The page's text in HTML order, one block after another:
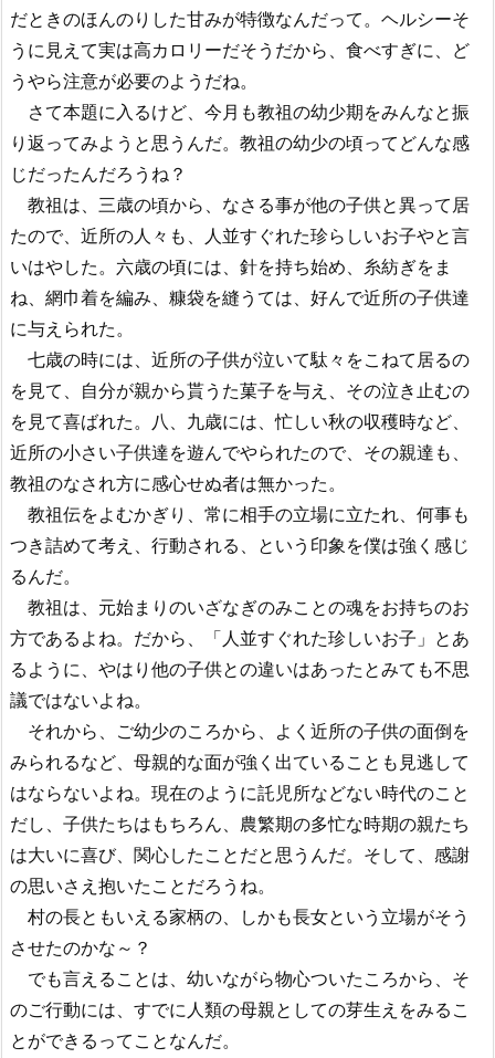
だときのほんのりした甘みが特徴なんだって。ヘルシーそ
うに見えて実は高カロリーだそうだから、食べすぎに、ど
うやら注意が必要のようだね。
さて本題に入るけど、今月も教祖の幼少期をみんなと振
り返ってみようと思うんだ。教祖の幼少の頃ってどんな感
じだったんだろうね？
教祖は、三歳の頃から、なさる事が他の子供と異って居
たので、近所の人々も、人並すぐれた珍らしいお子やと言
いはやした。六歳の頃には、針を持ち始め、糸紡ぎをま
ね、網巾着を編み、糠袋を縫うては、好んで近所の子供達
に与えられた。
七歳の時には、近所の子供が泣いて駄々をこねて居るの
を見て、自分が親から貰うた菓子を与え、その泣き止むの
を見て喜ばれた。八、九歳には、忙しい秋の収穫時など、
近所の小さい子供達を遊んでやられたので、その親達も、
教祖のなされ方に感心せぬ者は無かった。
教祖伝をよむかぎり、常に相手の立場に立たれ、何事も
つき詰めて考え、行動される、という印象を僕は強く感じ
るんだ。
教祖は、元始まりのいざなぎのみことの魂をお持ちのお
方であるよね。だから、「人並すぐれた珍しいお子」とあ
るように、やはり他の子供との違いはあったとみても不思
議ではないよね。
それから、ご幼少のころから、よく近所の子供の面倒を
みられるなど、母親的な面が強く出ていることも見逃して
はならないよね。現在のように託児所などない時代のこと
だし、子供たちはもちろん、農繁期の多忙な時期の親たち
は大いに喜び、関心したことだと思うんだ。そして、感謝
の思いさえ抱いたことだろうね。
村の長ともいえる家柄の、しかも長女という立場がそう
させたのかな～？
でも言えることは、幼いながら物心ついたころから、そ
のご行動には、すでに人類の母親としての芽生えをみるこ
とができるってことなんだ。